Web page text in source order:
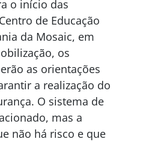
o início das
de Educação
da Mosaic, em
os
as orientações
a realização do
O sistema de
mas a
não há risco e que